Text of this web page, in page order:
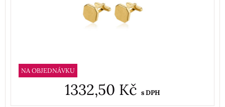
NA OBJEDNÁVKU
1332,50 Kč s DPH